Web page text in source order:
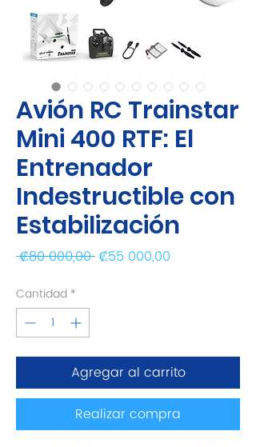
Avión RC Trainstar
Mini 400 RTF: El
Entrenador
Indestructible con
Estabilización
₡80 000,00 Precio
₡55 000,00
Cantidad *
Agregar al carrito
Realizar compra